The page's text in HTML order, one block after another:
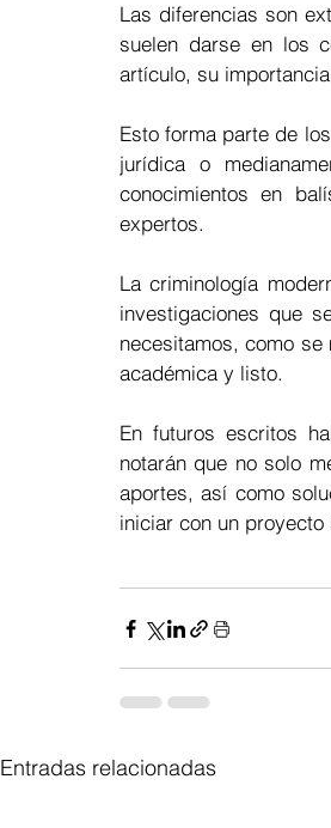
Las diferencias son
suelen darse en los
artículo, su
Esto forma parte de
jurídica o
conocimientos en
expertos.
La criminología
investigaciones que
necesitamos, como
académica y listo.
En futuros escritos
notarán que no solo
aportes, así como
iniciar con un
Entradas relacionadas